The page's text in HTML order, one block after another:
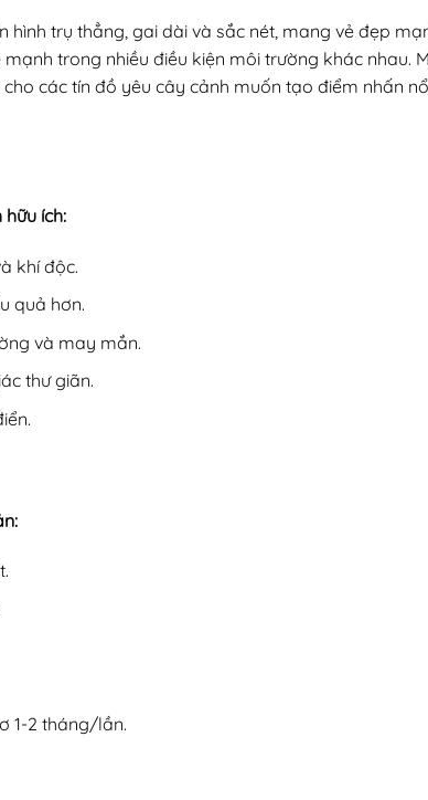
trụ thẳng, gai dài và sắc nét, mang vẻ đẹp
trong nhiều điều kiện môi trường khác nhau.
các tín đồ yêu cây cảnh muốn tạo điểm nhấn
ích:
khí độc.
quả hơn.
và may mắn.
thư giãn.
1-2 tháng/lần.